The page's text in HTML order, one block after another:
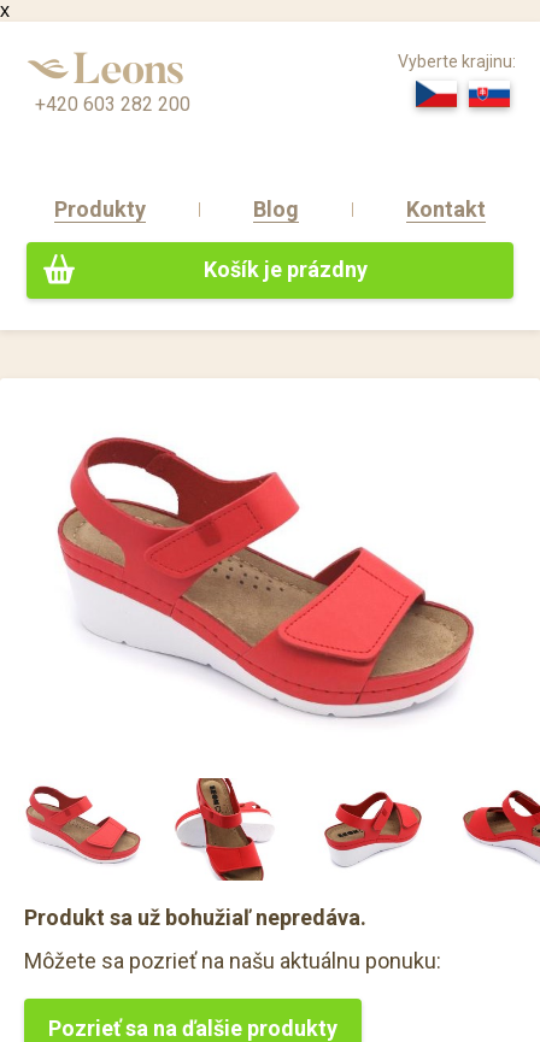
x
+420 603 282 200
Produkty Blog Kontakt
Košík je prázdny
Vyberte krajinu:
Produkt sa už bohužiaľ nepredáva.
Môžete sa pozrieť na našu aktuálnu ponuku:
Pozrieť sa na ďalšie produkty